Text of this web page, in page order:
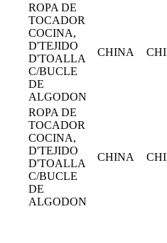
ROPA DE
TOCADOR
COCINA,
D'TEJIDO
D'TOALLA
C/BUCLE
DE
ALGODON
CHINA
ROPA DE
TOCADOR
COCINA,
D'TEJIDO
D'TOALLA
C/BUCLE
DE
ALGODON
CHINA